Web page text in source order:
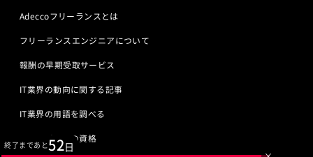
Adeccoフリーランスとは
フリーランスエンジニアについて
報酬の早期受取サービス
IT業界の動向に関する記事
IT業界の用語を調べる
ITエンジニアの資格
終了まであと52日